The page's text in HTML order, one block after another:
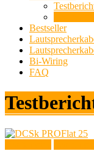
Bestseller
Bi-Wiring
FAQ